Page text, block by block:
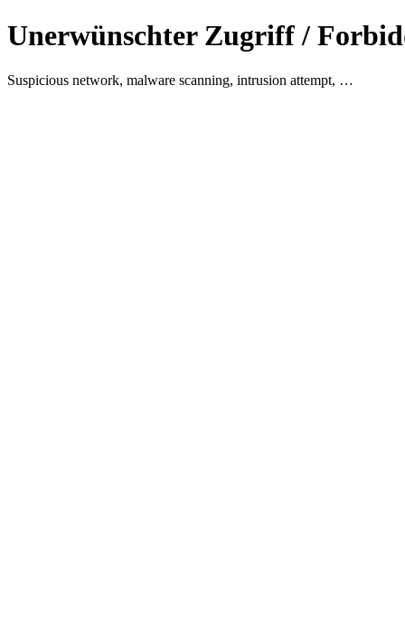
Unerwünschter Zugriff /
Suspicious network, malware scanning, intrusion attempt, …